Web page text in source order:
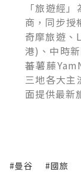
「旅遊經
商，同步授
奇摩旅遊、
港)、中時
蕃薯藤
三地各大主
面提供最新
#曼谷 #國旅